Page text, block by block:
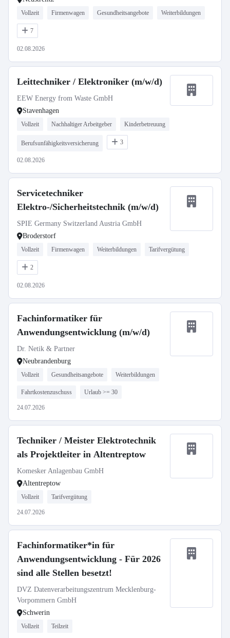
Vollzeit Firmenwagen Gesundheitsangebote Weiterbildungen
7
02.08.2026
Leittechniker / Elektroniker (m/w/d)
EEW Energy from Waste GmbH
Stavenhagen
Vollzeit Nachhaltiger Arbeitgeber Kinderbetreuung
Berufsunfähigkeitsversicherung 3
02.08.2026
Servicetechniker
Elektro-/Sicherheitstechnik (m/w/d)
SPIE Germany Switzerland Austria GmbH
Broderstorf
Vollzeit Firmenwagen Weiterbildungen Tarifvergütung
2
02.08.2026
Fachinformatiker für
Anwendungsentwicklung (m/w/d)
Dr. Netik & Partner
Neubrandenburg
Vollzeit Gesundheitsangebote Weiterbildungen
Fahrtkostenzuschuss Urlaub >= 30
24.07.2026
Techniker / Meister Elektrotechnik
als Projektleiter in Altentreptow
Komesker Anlagenbau GmbH
Altentreptow
Vollzeit Tarifvergütung
24.07.2026
Fachinformatiker*in für
Anwendungsentwicklung - Für 2026
sind alle Stellen besetzt!
DVZ Datenverarbeitungszentrum Mecklenburg-
Vorpommern GmbH
Schwerin
Vollzeit Teilzeit